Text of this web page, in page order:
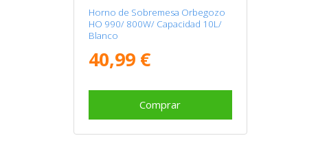
Horno de Sobremesa Orbegozo
HO 990/ 800W/ Capacidad 10L/
Blanco
40,99 €
Comprar